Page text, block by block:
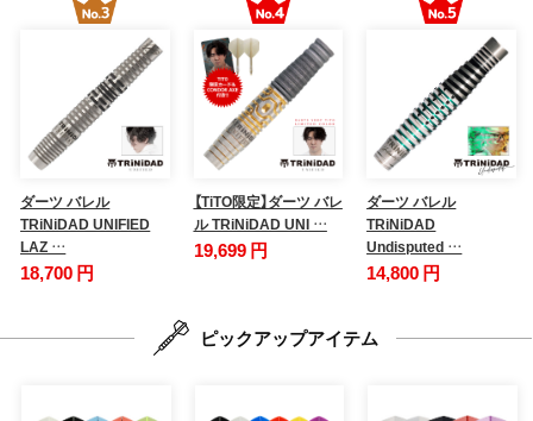
ダーツ バレル
TRiNiDAD UNIFIED
LAZ …
18,700 円
【TiTO限定】ダーツ バレ
ル TRiNiDAD UNI …
19,699 円
ダーツ バレル
TRiNiDAD
Undisputed …
14,800 円
ピックアップアイテム